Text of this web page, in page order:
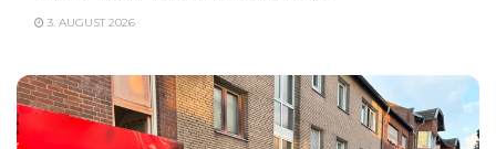
3. AUGUST 2026